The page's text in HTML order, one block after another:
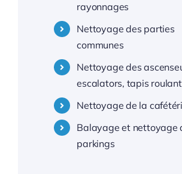
Nettoyage centres commerciaux Toulon
rayonnages
Nettoyage des parties
communes
Nettoyage des
escalators, tapis
Nettoyage de la
Balayage et nettoyage
parkings